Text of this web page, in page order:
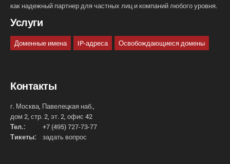
как надежный партнер для частных лиц и компаний любого уровня.
Услуги
Доменные имена IP-адреса Освобождающиеся домены
Контакты
г. Москва, Павелецкая наб.,
дом 2, стр. 2, эт. 2, офис 42
Тел.:
+7 (495) 727-73-77
Тикеты:
задать вопрос